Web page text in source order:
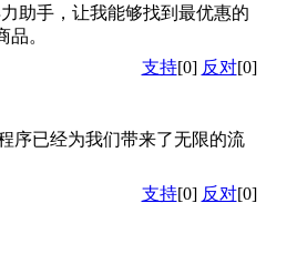
助手，让我能够找到最优惠的
。
支持[0] 反对[0]
序已经为我们带来了无限的流
支持[0] 反对[0]